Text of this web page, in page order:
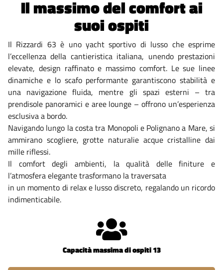
Il massimo del comfort ai
suoi ospiti
Il Rizzardi 63 è uno yacht sportivo di lusso che esprime
l’eccellenza della cantieristica italiana, unendo prestazioni
elevate, design raffinato e massimo comfort. Le sue linee
dinamiche e lo scafo performante garantiscono stabilità e
una navigazione fluida, mentre gli spazi esterni – tra
prendisole panoramici e aree lounge – offrono un’esperienza
esclusiva a bordo.
Navigando lungo la costa tra Monopoli e Polignano a Mare, si
ammirano scogliere, grotte naturalie acque cristalline dai
mille riflessi.
Il comfort degli ambienti, la qualità delle finiture e
l’atmosfera elegante trasformano la traversata
in un momento di relax e lusso discreto, regalando un ricordo
indimenticabile.
Capacità massima di ospiti 13